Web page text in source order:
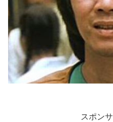
スポン